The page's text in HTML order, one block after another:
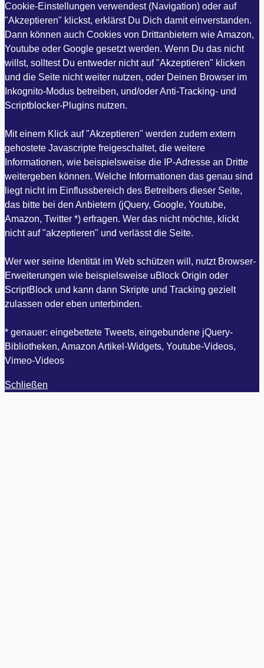
Cookie-Einstellungen verwendest (Navigation) oder auf
"Akzeptieren" klickst, erklärst Du Dich damit einverstanden.
Dann können auch Cookies von Drittanbietern wie Amazon,
Youtube oder Google gesetzt werden. Wenn Du das nicht
willst, solltest Du entweder nicht auf "Akzeptieren" klicken
und die Seite nicht weiter nutzen, oder Deinen Browser im
Inkognito-Modus betreiben, und/oder Anti-Tracking- und
Scriptblocker-Plugins nutzen.
Mit einem Klick auf "Akzeptieren" werden zudem extern
gehostete Javascripte freigeschaltet, die weitere
Informationen, wie beispielsweise die IP-Adresse an Dritte
weitergeben können. Welche Informationen das genau sind
liegt nicht im Einflussbereich des Betreibers dieser Seite,
das bitte bei den Anbietern (jQuery, Google, Youtube,
Amazon, Twitter *) erfragen. Wer das nicht möchte, klickt
nicht auf "akzeptieren" und verlässt die Seite.
Wer wer seine Identität im Web schützen will, nutzt Browser-
Erweiterungen wie beispielsweise uBlock Origin oder
ScriptBlock und kann dann Skripte und Tracking gezielt
zulassen oder eben unterbinden.
* genauer: eingebettete Tweets, eingebundene jQuery-
Bibliotheken, Amazon Artikel-Widgets, Youtube-Videos,
Vimeo-Videos
Schließen